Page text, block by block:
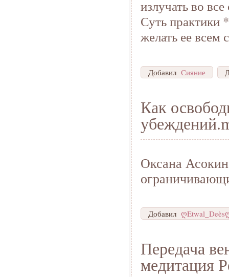
излучать во
Суть практики
желать ее
Добавил Сияние
Как
Оксана
Добавил
Передача
медитация